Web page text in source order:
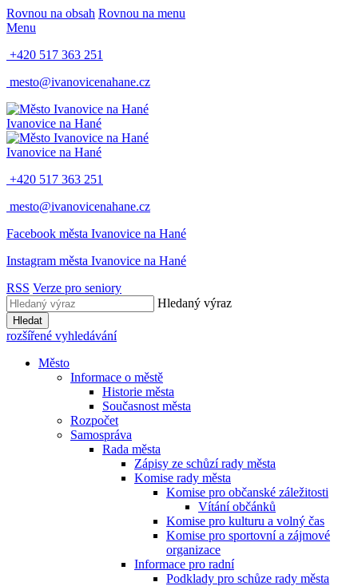
Rovnou na obsah Rovnou na menu
Menu
+420 517 363 251
mesto@ivanovicenahane.cz
Ivanovice na Hané
Ivanovice na Hané
+420 517 363 251
mesto@ivanovicenahane.cz
Facebook města Ivanovice na Hané
Instagram města Ivanovice na Hané
RSS Verze pro seniory
Hledaný výraz
Hledat
rozšířené vyhledávání
Město
Informace o městě
Historie města
Současnost města
Rozpočet
Samospráva
Rada města
Zápisy ze schůzí rady města
Komise rady města
Komise pro občanské záležitosti
Vítání občánků
Komise pro kulturu a volný čas
Komise pro sportovní a zájmové
organizace
Informace pro radní
Podklady pro schůze rady města